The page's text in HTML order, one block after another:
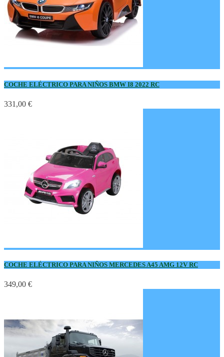
COCHE ELÉCTRICO PARA NIÑOS BMW I8 2022 RC
331,00 €
COCHE ELÉCTRICO PARA NIÑOS MERCEDES A45 AMG 12V RC
349,00 €